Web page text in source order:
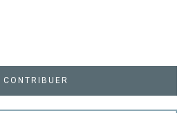
CONTRIBUER